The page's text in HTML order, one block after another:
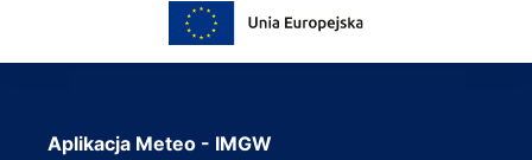
Aplikacja Meteo - IMGW